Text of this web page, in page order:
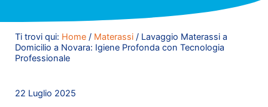
Ti trovi qui: Home / Materassi /Lavaggio Materassi a
Domicilio a Novara: Igiene Profonda con Tecnologia
Professionale
22 Luglio 2025